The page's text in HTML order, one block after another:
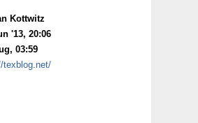
Kottwitz
'13, 20:06
03:59
texblog.net/